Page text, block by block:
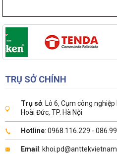
TRỤ SỞ CHÍNH
Trụ sở: Lô 6, Cụm công
Hoài Đức, TP. Hà Nội
Hotline: 0968.116.229 -
Email :